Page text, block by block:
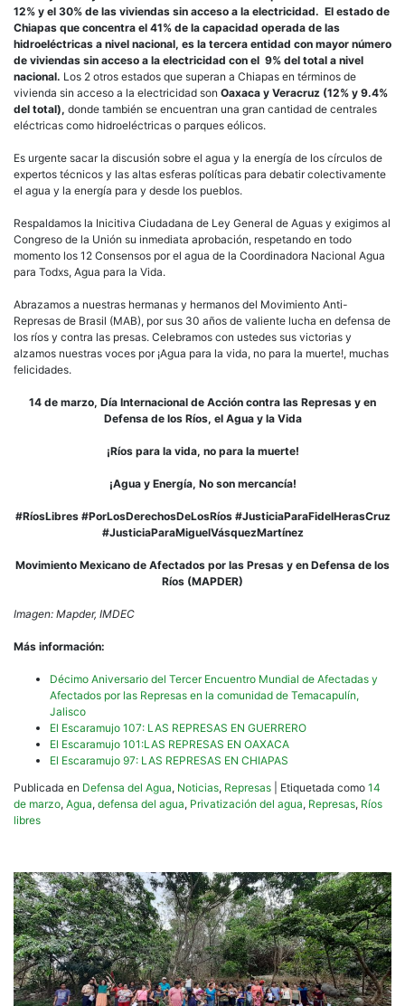
12% y el 30% de las viviendas sin acceso a la electricidad. El estado de
Chiapas que concentra el 41% de la capacidad operada de las
hidroeléctricas a nivel nacional, es la tercera entidad con mayor número
de viviendas sin acceso a la electricidad con el 9% del total a nivel
nacional. Los 2 otros estados que superan a Chiapas en términos de
vivienda sin acceso a la electricidad son Oaxaca y Veracruz (12% y 9.4%
del total), donde también se encuentran una gran cantidad de centrales
eléctricas como hidroeléctricas o parques eólicos.
Es urgente sacar la discusión sobre el agua y la energía de los círculos de
expertos técnicos y las altas esferas políticas para debatir colectivamente
el agua y la energía para y desde los pueblos.
Respaldamos la Inicitiva Ciudadana de Ley General de Aguas y exigimos al
Congreso de la Unión su inmediata aprobación, respetando en todo
momento los 12 Consensos por el agua de la Coordinadora Nacional Agua
para Todxs, Agua para la Vida.
Abrazamos a nuestras hermanas y hermanos del Movimiento Anti-
Represas de Brasil (MAB), por sus 30 años de valiente lucha en defensa de
los ríos y contra las presas. Celebramos con ustedes sus victorias y
alzamos nuestras voces por ¡Agua para la vida, no para la muerte!, muchas
felicidades.
14 de marzo, Día Internacional de Acción contra las Represas y en
Defensa de los Ríos, el Agua y la Vida
¡Ríos para la vida, no para la muerte!
¡Agua y Energía, No son mercancía!
#RíosLibres #PorLosDerechosDeLosRíos #JusticiaParaFidelHerasCruz
#JusticiaParaMiguelVásquezMartínez
Movimiento Mexicano de Afectados por las Presas y en Defensa de los
Ríos (MAPDER)
Imagen: Mapder, IMDEC
Más información:
Décimo Aniversario del Tercer Encuentro Mundial de Afectadas y
Afectados por las Represas en la comunidad de Temacapulín,
Jalisco
El Escaramujo 107: LAS REPRESAS EN GUERRERO
El Escaramujo 101:LAS REPRESAS EN OAXACA
El Escaramujo 97: LAS REPRESAS EN CHIAPAS
Publicada en Defensa del Agua, Noticias, Represas Etiquetada como 14
de marzo, Agua, defensa del agua, Privatización del agua, Represas, Ríos
libres